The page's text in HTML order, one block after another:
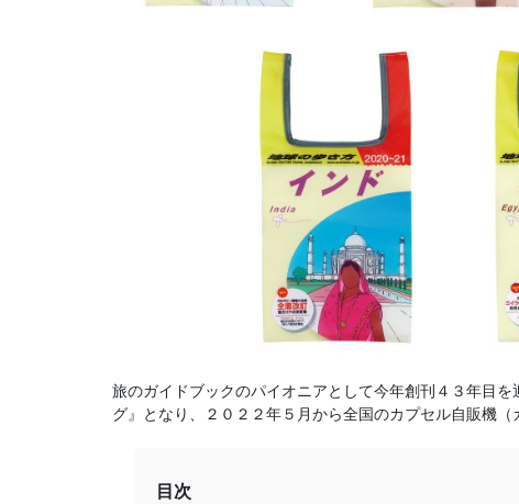
旅のガイドブックのパイオニアとして今年創刊４３年目
グ』となり、２０２２年５月から全国のカプセル自販機（
目次